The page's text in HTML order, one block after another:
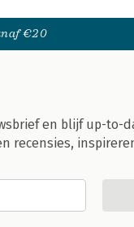
€20
en blijf up-to-
recensies,